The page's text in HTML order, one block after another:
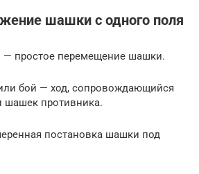
шашки с одного поля
— простое перемещение шашки.
бой — ход, сопровождающийся
противника.
постановка шашки под